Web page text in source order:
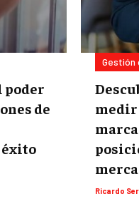
poder
de
Gestión
medir
Ricardo